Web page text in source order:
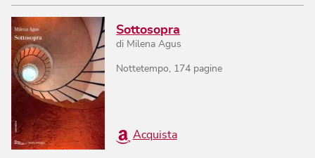
Sottosopra
di Milena Agus
Nottetempo, 174 pagine
Acquista